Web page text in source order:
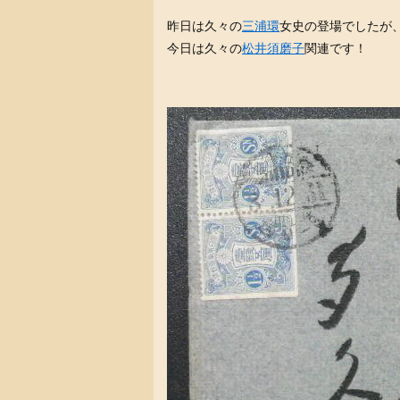
昨日は久々の三浦環女史の登場でしたが
今日は久々の松井須磨子関連です！